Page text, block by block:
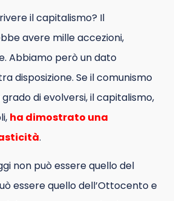
il capitalismo? Il
avere mille accezioni,
Abbiamo però un dato
disposizione. Se il comunismo
di evolversi, il capitalismo,
ha dimostrato una
.
non può essere quello del
essere quello dell’Ottocento e